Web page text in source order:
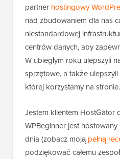
partner hostingowy
nad zbudowaniem dla nas
niestandardowej
centrów danych, aby
W ubiegłym roku ulepszyli
sprzętowe, a także
której korzystamy na stronie.
Jestem klientem HostGator
WPBeginner jest
dnia (zobacz mojąpełną
podziękować całemu